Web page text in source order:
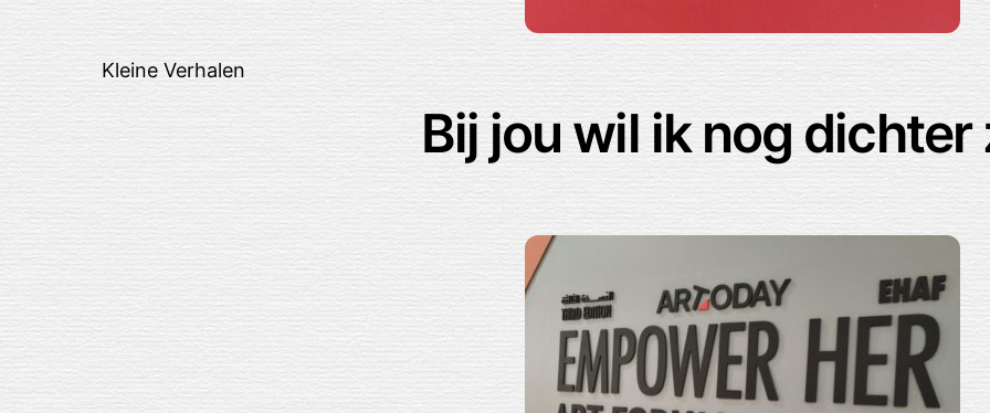
Kleine Verhalen
Bij jou wil ik nog dichter